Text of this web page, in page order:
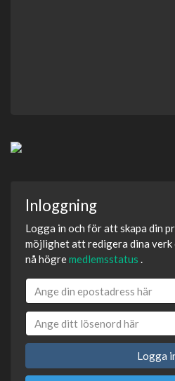
Inloggning
Logga in och för att skapa din
möjlighet att redigera dina
nå högremedlemsstatus .
Logga